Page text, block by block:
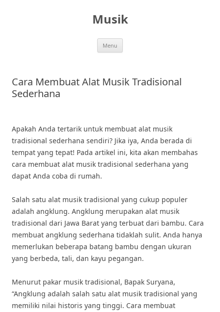
Musik
Menu
Cara Membuat Alat Musik Tradisional
Sederhana
Apakah Anda tertarik untuk membuat alat musik
tradisional sederhana sendiri? Jika iya, Anda berada di
tempat yang tepat! Pada artikel ini, kita akan membahas
cara membuat alat musik tradisional sederhana yang
dapat Anda coba di rumah.
Salah satu alat musik tradisional yang cukup populer
adalah angklung. Angklung merupakan alat musik
tradisional dari Jawa Barat yang terbuat dari bambu. Cara
membuat angklung sederhana tidaklah sulit. Anda hanya
memerlukan beberapa batang bambu dengan ukuran
yang berbeda, tali, dan kayu pegangan.
Menurut pakar musik tradisional, Bapak Suryana,
“Angklung adalah salah satu alat musik tradisional yang
memiliki nilai historis yang tinggi. Cara membuat